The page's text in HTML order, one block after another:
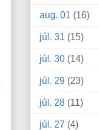
aug. 01 (16)
júl. 31 (15)
júl. 30 (14)
júl. 29 (23)
júl. 28 (11)
júl. 27 (4)